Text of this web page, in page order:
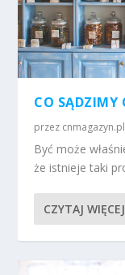
CO SĄDZIMY
przez cnmagazyn.pl
Być może
że istnieje taki
CZYTAJ WIĘCEJ